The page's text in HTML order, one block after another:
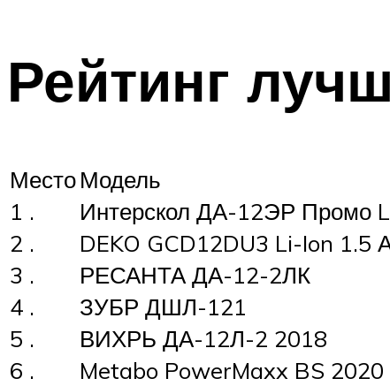
Рейтинг
МестоМодель
1 .
Интерскол ДА-12ЭР Промо
2 .
DEKO GCD12DU3 Li-Ion 1.5
3 .
РЕСАНТА ДА-12-2ЛК
4 .
ЗУБР ДШЛ-121
5 .
ВИХРЬ ДА-12Л-2 2018
6 .
Metabo PowerMaxx BS 2020